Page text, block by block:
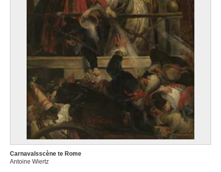
Carnavalsscène te Rome
Antoine Wiertz